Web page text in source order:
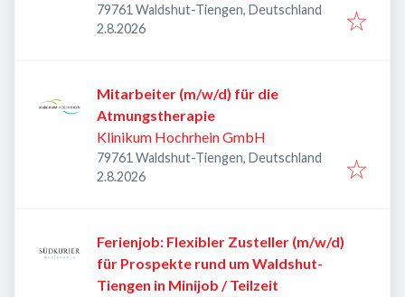
79761 Waldshut-Tiengen, Deutschland
Veröffentlicht
2.8.2026
Mitarbeiter (m/w/d) für die
Atmungstherapie
Klinikum Hochrhein GmbH
79761 Waldshut-Tiengen, Deutschland
Veröffentlicht
2.8.2026
Ferienjob: Flexibler Zusteller (m/w/d)
für Prospekte rund um Waldshut-
Tiengen in Minijob / Teilzeit